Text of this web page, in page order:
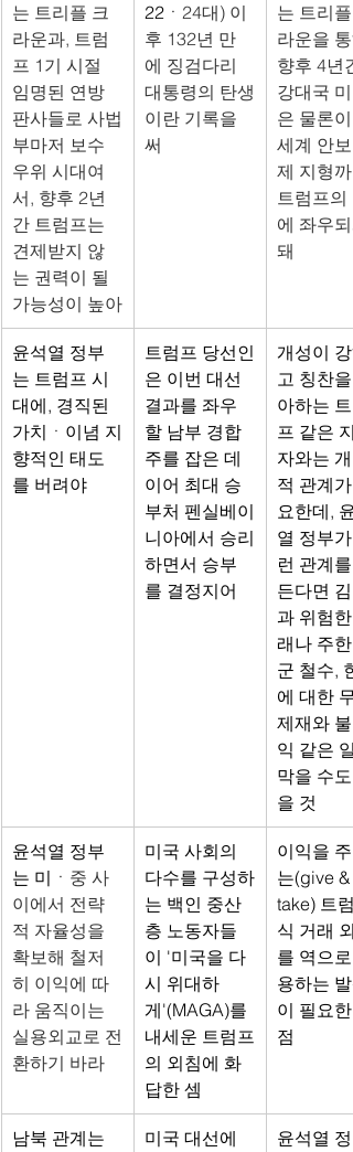
는 트리플 크
라운과, 트럼
프 1기 시절
임명된 연방
판사들로 사법
부마저 보수
우위 시대여
서, 향후 2년
간 트럼프는
견제받지 않
는 권력이 될
가능성이 높아
22 ㆍ24대) 이
후 132년 만
에 징검다리
대통령의 탄생
이란 기록을
써
는 트리플
라운을 통
향후 4년
강대국 미
은 물론이
세계 안보
제 지형까
트럼프의
에 좌우되
돼
윤석열 정부
는 트럼프 시
대에, 경직된
가치 ㆍ 이념 지
향적인 태도
를 버려야
트럼프 당선인
은 이번 대선
결과를 좌우
할 남부 경합
주를 잡은 데
이어 최대 승
부처 펜실베이
니아에서 승리
하면서 승부
를 결정지어
개성이 강
고 칭찬을
아하는 트
프 같은 지
자와는 개
적 관계가
요한데, 윤
열 정부가
런 관계를
든다면 김
과 위험한
래나 주한
군 철수,
에 대한 무
제재와 불
익 같은
막을 수도
을 것
윤석열 정부
는 미 ㆍ중 사
이에서 전략
적 자율성을
확보해 철저
히 이익에 따
라 움직이는
실용외교로 전
환하기 바라
미국 사회의
다수를 구성하
는 백인 중산
층 노동자들
이 '미국을 다
시 위대하
게'(MAGA)를
내세운 트럼프
의 외침에 화
답한 셈
이익을 주
는(give &
take) 트
식 거래 외
를 역으로
용하는 발
이 필요한
점
남북 관계는 미국 대선에 윤석열 정